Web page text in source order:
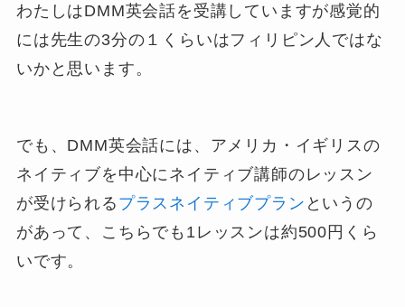
わたしはDMM英会話を受講していますが感覚的
には先生の3分の１くらいはフィリピン人ではな
いかと思います。
でも、DMM英会話には、アメリカ・イギリスの
ネイティブを中心にネイティブ講師のレッスン
が受けられる プラスネイティブプラン というの
があって、こちらでも1レッスンは約500円くら
いです。